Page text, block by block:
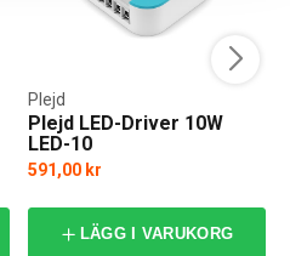
Plejd LED-Driver 10W
LED-10
Plejd
591,00 kr
LÄGG I VARUKORG